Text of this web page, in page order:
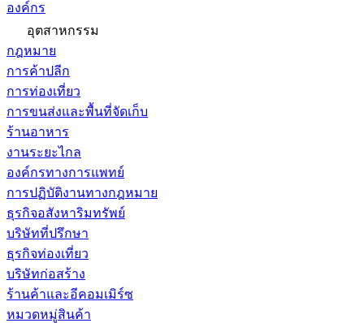
องค์กร
อุตสาหกรรม
กฎหมาย
การค้าปลีก
การท่องเที่ยว
การขนส่งและพื้นที่จัดเก็บ
ร้านอาหาร
งานระยะไกล
องค์กรทางการแพทย์
การปฏิบัติงานทางกฎหมาย
ธุรกิจอสังหาริมทรัพย์
บริษัทที่ปรึกษา
ธุรกิจท่องเที่ยว
บริษัทก่อสร้าง
ร้านค้าและอีคอมเมิร์ซ
หมวดหมู่สินค้า